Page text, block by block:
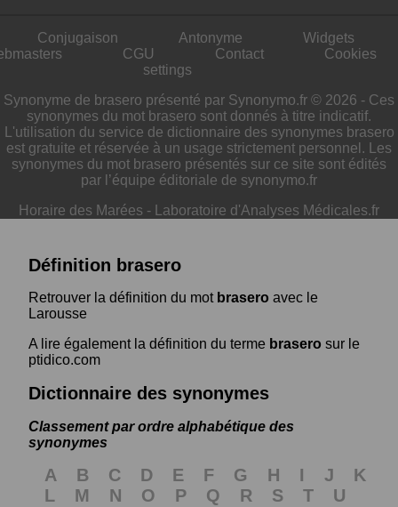
Conjugaison Antonyme
Widgets
CGU Contact
Cookies
settings
Synonyme de brasero présenté par Synonymo.fr © 2026 - Ces
synonymes du mot brasero sont donnés à titre indicatif.
L'utilisation du service de dictionnaire des synonymes brasero
est gratuite et réservée à un usage strictement personnel. Les
synonymes du mot brasero présentés sur ce site sont édités
par l’équipe éditoriale de synonymo.fr
Horaire des Marées - Laboratoire d'Analyses Médicales.fr
Définition brasero
Retrouver la définition du mot brasero avec le
Larousse
A lire également la définition du terme brasero sur le
ptidico.com
Dictionnaire des synonymes
Classement par ordre alphabétique des
synonymes
A B C D E F G H I J
K
L
M N O P Q R S T
U